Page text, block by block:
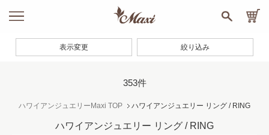
353件
ハワイアンジュエリーMaxi TOP ハワイアンジュエリー リング / RING
ハワイアンジュエリー リング / RING
表示変更 絞り込み